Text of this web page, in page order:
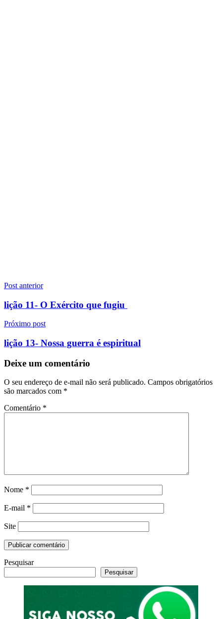
Navegação
de
Post
Post anterior
lição 11- O Exército que fugiu
Próximo post
lição 13- Nossa guerra é espiritual
Deixe um comentário
O seu endereço de e-mail não será publicado. Campos obrigatórios
são marcados com *
Comentário *
Nome *
E-mail *
Site
Pesquisar
Pesquisar